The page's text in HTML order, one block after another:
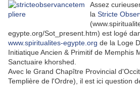
Assez
la Stricte
egypte.org/Sot_present.htm) est logé
www.spiritualites-egypte.org de la Loge
Initiatique Ancien & Primitif de Memphis
Sanctuaire khorshed.
Avec le Grand Chapître Provincial
Templière de l'Ordre), il est ici question